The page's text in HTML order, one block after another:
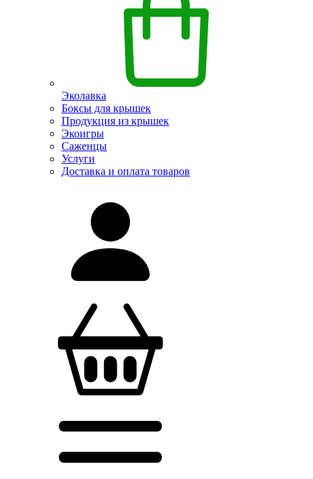
Эколавка
Боксы для крышек
Продукция из крышек
Экоигры
Саженцы
Услуги
Доставка и оплата товаров